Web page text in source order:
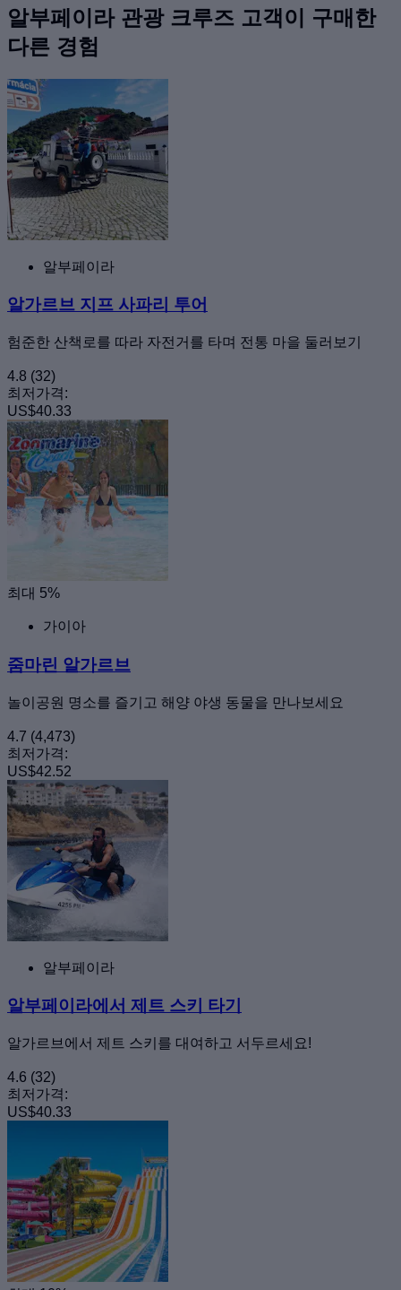
알부페이라 관광 크루즈 고객이 구매한
다른 경험
알부페이라
알가르브 지프 사파리 투어
험준한 산책로를 따라 자전거를 타며 전통 마을 둘러보기
4.8 (32)
최저가격:
US$40.33
최대 5%
가이아
줌마린 알가르브
놀이공원 명소를 즐기고 해양 야생 동물을 만나보세요
4.7 (4,473)
최저가격:
US$42.52
알부페이라
알부페이라에서 제트 스키 타기
알가르브에서 제트 스키를 대여하고 서두르세요!
4.6 (32)
최저가격:
US$40.33